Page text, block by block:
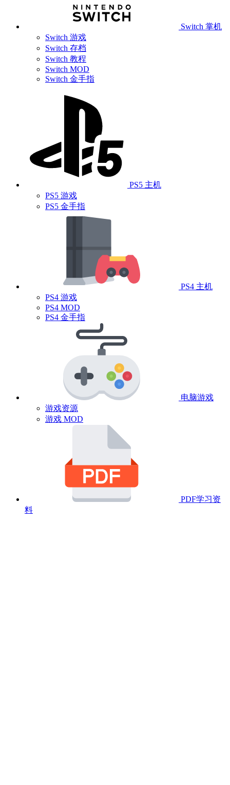
Switch 掌机
Switch 游戏
Switch 存档
Switch 教程
Switch MOD
Switch 金手指
PS5 主机
PS5 游戏
PS5 金手指
PS4 主机
PS4 游戏
PS4 MOD
PS4 金手指
电脑游戏
游戏资源
游戏 MOD
PDF学习资
料